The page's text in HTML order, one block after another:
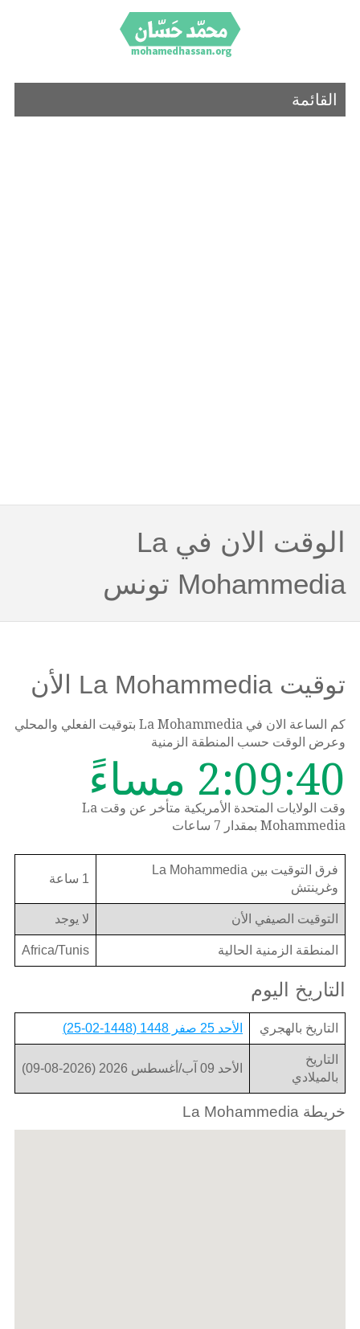
القائمة
الوقت الان في La
Mohammedia تونس
توقيت La Mohammedia الأن
كم الساعة الان في La Mohammedia بتوقيت الفعلي والمحلي
وعرض الوقت حسب المنطقة الزمنية
2:09:40 مساءً
وقت الولايات المتحدة الأمريكية متأخر عن وقت La
Mohammedia بمقدار 7 ساعات
فرق التوقيت بين La Mohammedia
وغرينتش
1 ساعة
التوقيت الصيفي الأن لا يوجد
المنطقة الزمنية الحالية Africa/Tunis
التاريخ اليوم
التاريخ بالهجري الأحد 25 صفر 1448 (1448-02-25)
التاريخ
بالميلادي
الأحد 09 آب/أغسطس 2026 (2026-08-09)
خريطة La Mohammedia